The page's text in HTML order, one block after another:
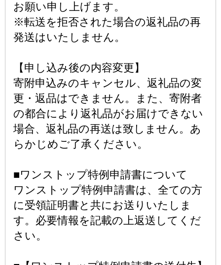
お願い申し上げます。
※転送を拒否された場合の返礼品の再
発送はいたしません。
【申し込み後の内容変更】
寄附申込みのキャンセル、返礼品の変
更・返品はできません。また、寄附者
の都合により返礼品がお届けできない
場合、返礼品の再送は致しません。あ
らかじめご了承ください。
■ワンストップ特例申請書について
ワンストップ特例申請書は、全ての方
に受領証明書と共にお送りいたしま
す。必要情報を記載の上返送してくだ
さい。